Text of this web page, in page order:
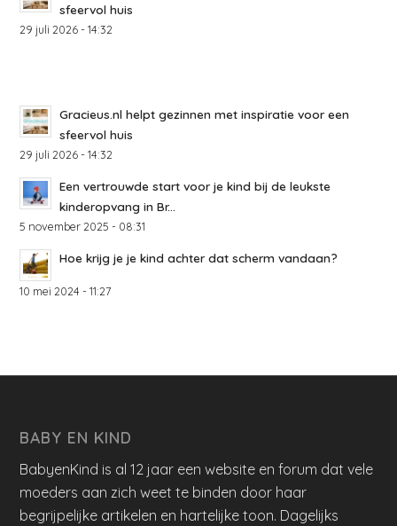
sfeervol huis
29 juli 2026 - 14:32
Gracieus.nl helpt gezinnen met inspiratie voor een
sfeervol huis
29 juli 2026 - 14:32
Een vertrouwde start voor je kind bij de leukste
kinderopvang in Br...
5 november 2025 - 08:31
Hoe krijg je je kind achter dat scherm vandaan?
10 mei 2024 - 11:27
BABY EN KIND
BabyenKind is al 12 jaar een website en forum dat vele
moeders aan zich weet te binden door haar
begrijpelijke artikelen en hartelijke toon. Dagelijks